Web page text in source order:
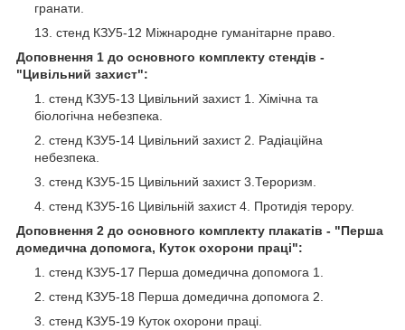
гранати.
стенд КЗУ5-12 Міжнародне гуманітарне право.
Доповнення 1 до основного комплекту стендів -
"Цивільний захист":
стенд КЗУ5-13 Цивільний захист 1. Хімічна та
біологічна небезпека.
стенд КЗУ5-14 Цивільний захист 2. Радіаційна
небезпека.
стенд КЗУ5-15 Цивільний захист 3.Тероризм.
стенд КЗУ5-16 Цивільній захист 4. Протидія терору.
Доповнення 2 до основного комплекту плакатів - "Перша
домедична допомога, Куток охорони праці":
стенд КЗУ5-17 Перша домедична допомога 1.
стенд КЗУ5-18 Перша домедична допомога 2.
стенд КЗУ5-19 Куток охорони праці.